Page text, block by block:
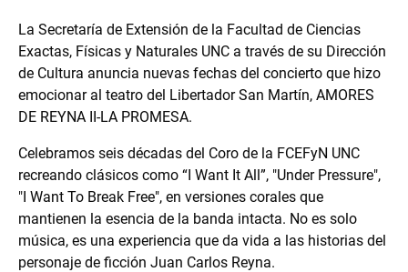
La Secretaría de Extensión de la Facultad de Ciencias
Exactas, Físicas y Naturales UNC a través de su Dirección
de Cultura anuncia nuevas fechas del concierto que hizo
emocionar al teatro del Libertador San Martín, AMORES
DE REYNA II-LA PROMESA.
Celebramos seis décadas del Coro de la FCEFyN UNC
recreando clásicos como “I Want It All”, "Under Pressure",
"I Want To Break Free", en versiones corales que
mantienen la esencia de la banda intacta. No es solo
música, es una experiencia que da vida a las historias del
personaje de ficción Juan Carlos Reyna.